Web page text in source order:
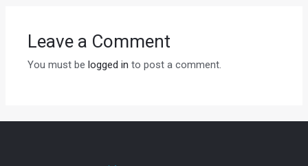
Leave a Comment
You must belogged in to post a comment.